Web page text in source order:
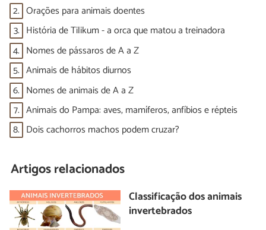
2. Orações para animais doentes
3. História de Tilikum - a orca que matou a treinadora
4. Nomes de pássaros de A a Z
5. Animais de hábitos diurnos
6. Nomes de animais de A a Z
7. Animais do Pampa: aves, mamíferos, anfíbios e répteis
8. Dois cachorros machos podem cruzar?
Artigos relacionados
Classificação dos animais
invertebrados